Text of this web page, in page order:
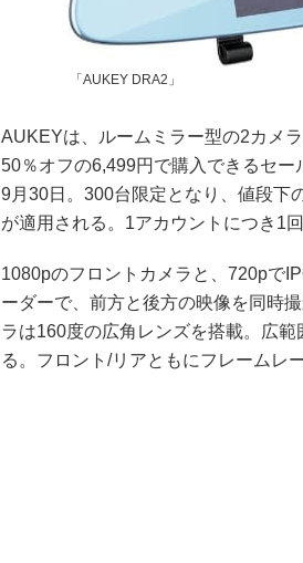
「AUKEY DRA2」
AUKEYは、ルームミラー型の2カメ
50％オフの6,499円で購入できるセ
9月30日。300台限定となり、値段下
が適用される。1アカウントにつき1回
1080pのフロントカメラと、720pで
ーダーで、前方と後方の映像を同時
ラは160度の広角レンズを搭載。広
る。フロント/リアともにフレームレ